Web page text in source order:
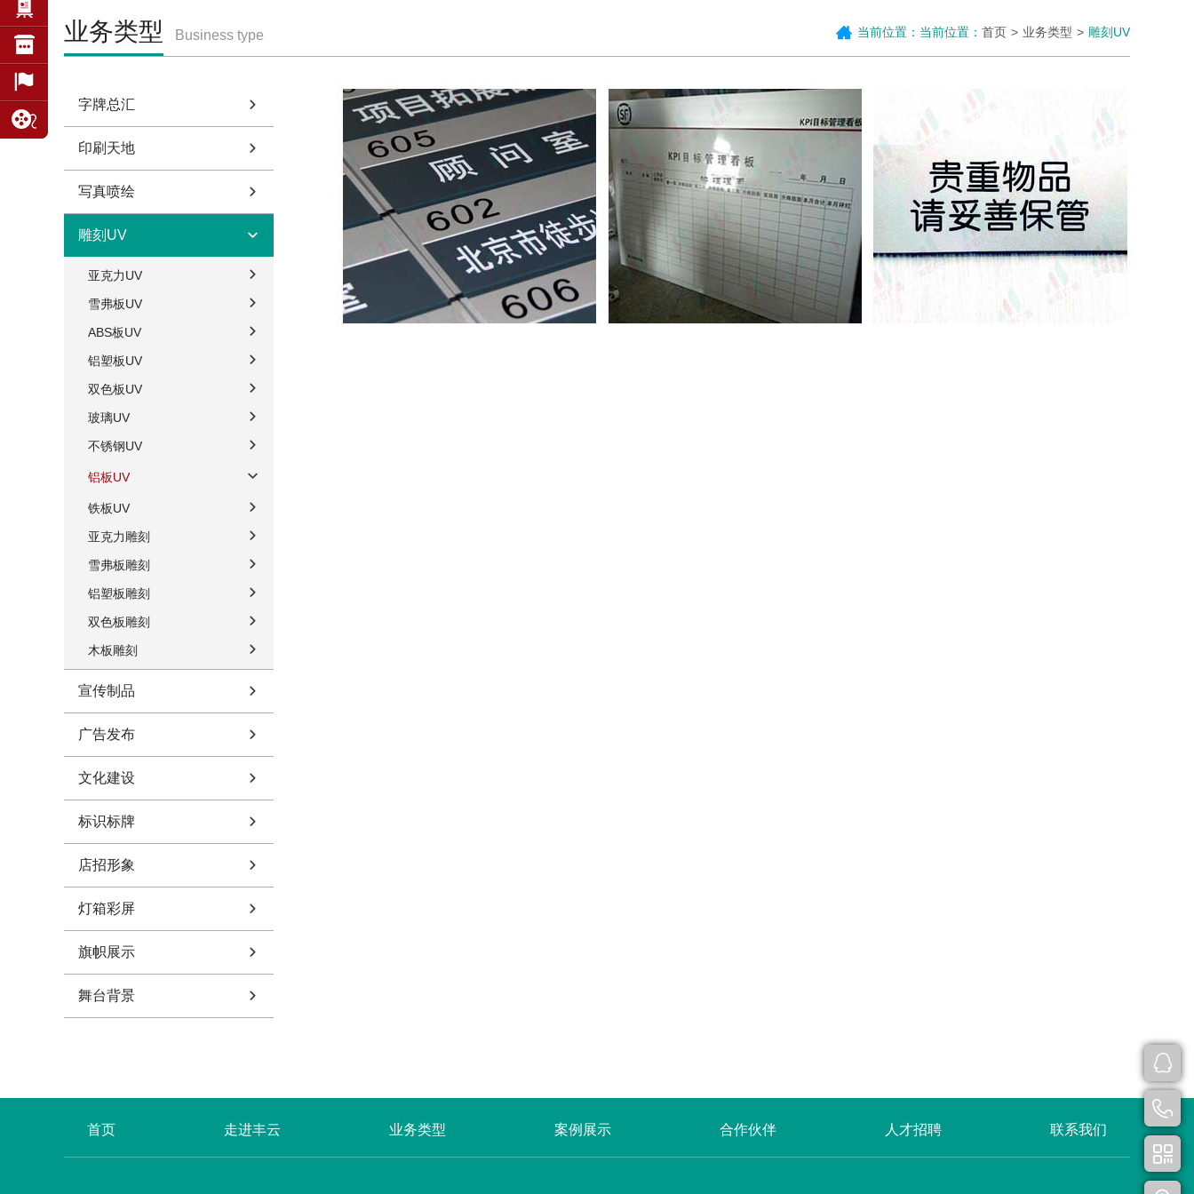
业务类型 Business type 当前位置：当前位置： 首页 业务类型 雕刻UV
字牌总汇
印刷天地
写真喷绘
雕刻UV
亚克力UV
雪弗板UV
ABS板UV
铝塑板UV
双色板UV
玻璃UV
不锈钢UV
铝板UV
铁板UV
亚克力雕刻
雪弗板雕刻
铝塑板雕刻
双色板雕刻
木板雕刻
宣传制品
广告发布
文化建设
标识标牌
店招形象
灯箱彩屏
旗帜展示
舞台背景
首页 走进丰云 业务类型 案例展示 合作伙伴 人才招聘 联系我们